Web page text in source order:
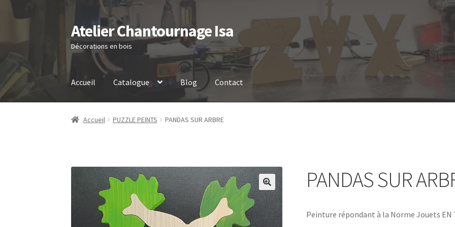
Aller
à
la
navigation
Aller
au
contenu
Atelier Chantournage Isa
Décorations en bois
Accueil Catalogue Blog Contact
Accueil PUZZLE PEINTS PANDAS SUR ARBRE
PANDAS SUR
Peinture répondant à la Norme Jouets EN